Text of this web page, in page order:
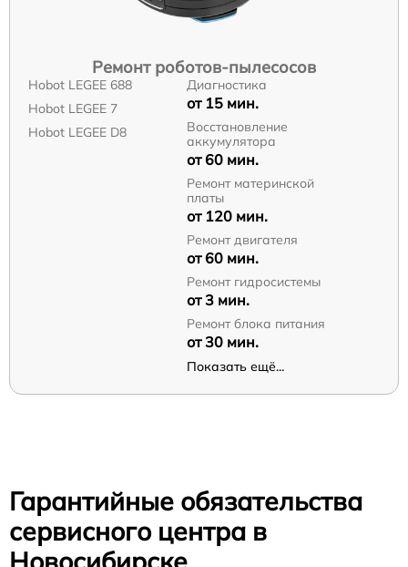
Ремонт роботов-пылесосов
Hobot LEGEE 688
Hobot LEGEE 7
Hobot LEGEE D8
Диагностика
от 15 мин.
Восстановление
аккумулятора
от 60 мин.
Ремонт материнской
платы
от 120 мин.
Ремонт двигателя
от 60 мин.
Ремонт гидросистемы
от 3 мин.
Ремонт блока питания
от 30 мин.
Показать ещё...
Гарантийные обязательства
сервисного центра в